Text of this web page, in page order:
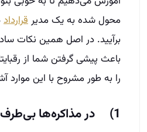
محول شده به یک مدیر قرارداد
برآیید. در اصل همین نکات
باعث پیشی گرفتن شما از
را به طور مشروح با این موارد
1) در مذاکره‌ها بی‌طرف عمل کنید